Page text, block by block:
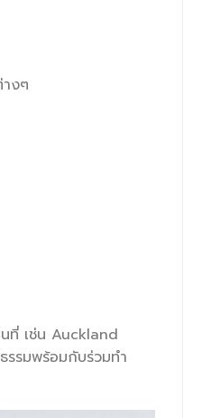
งๆ
ที่ เช่น Auckland
รมพร้อมกับร่วมทำ